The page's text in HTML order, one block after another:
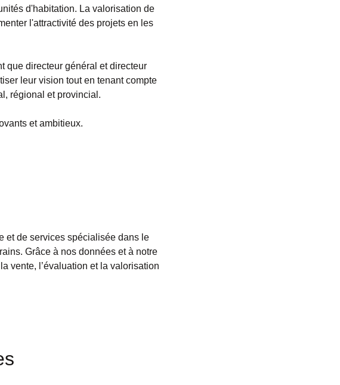
d'habitation. La valorisation de
l'attractivité des projets en les
que directeur général et directeur
leur vision tout en tenant compte
régional et provincial.
et ambitieux.
et de services spécialisée dans le
Grâce à nos données et à notre
vente, l’évaluation et la valorisation